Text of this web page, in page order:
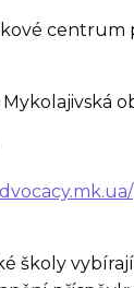
centrum
školy